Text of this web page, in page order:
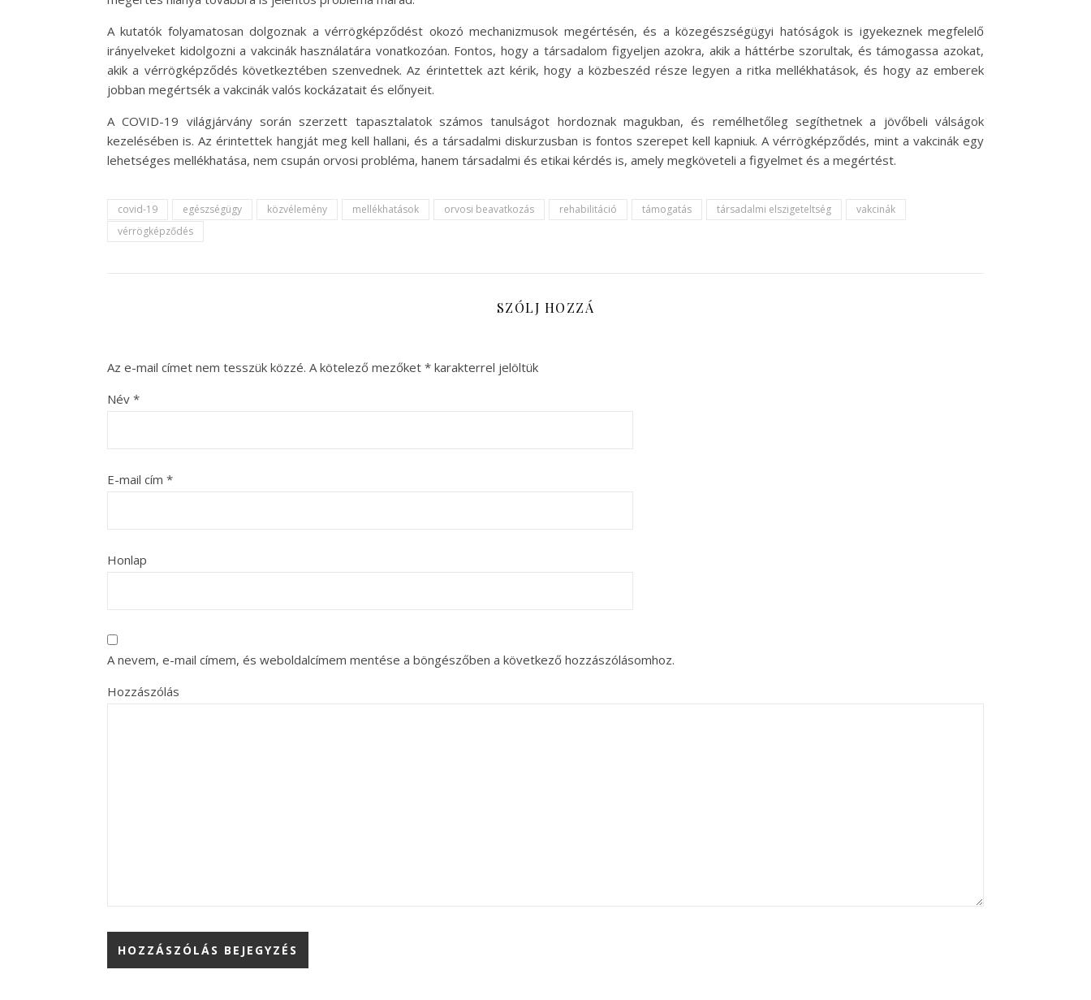
A kutatók folyamatosan dolgoznak a vérrögképződést okozó mechanizmusok megértésén, és a közegészségügyi hatóságok is igyekeznek megfelelő
irányelveket kidolgozni a vakcinák használatára vonatkozóan. Fontos, hogy a társadalom figyeljen azokra, akik a háttérbe szorultak, és támogassa azokat,
akik a vérrögképződés következtében szenvednek. Az érintettek azt kérik, hogy a közbeszéd része legyen a ritka mellékhatások, és hogy az emberek
jobban megértsék a vakcinák valós kockázatait és előnyeit.
A COVID-19 világjárvány során szerzett tapasztalatok számos tanulságot hordoznak magukban, és remélhetőleg segíthetnek a jövőbeli válságok
kezelésében is. Az érintettek hangját meg kell hallani, és a társadalmi diskurzusban is fontos szerepet kell kapniuk. A vérrögképződés, mint a vakcinák egy
lehetséges mellékhatása, nem csupán orvosi probléma, hanem társadalmi és etikai kérdés is, amely megköveteli a figyelmet és a megértést.
covid-19 egészségügy közvélemény mellékhatások orvosi beavatkozás rehabilitáció támogatás társadalmi elszigeteltség
vakcinák
vérrögképződés
SZÓLJ HOZZÁ
Az e-mail címet nem tesszük közzé. A kötelező mezőket * karakterrel jelöltük
Név *
E-mail cím *
Honlap
A nevem, e-mail címem, és weboldalcímem mentése a böngészőben a következő hozzászólásomhoz.
Hozzászólás